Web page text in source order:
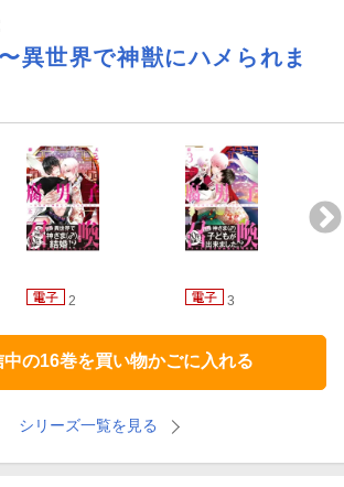
異世界で神獣にハメられま
2 3
中の16巻を買い物かごに入れる
シリーズ一覧を見る